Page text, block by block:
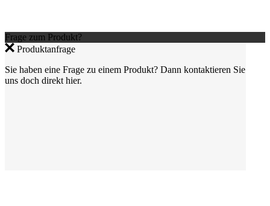
Frage zum Produkt?
Produktanfrage
Sie haben eine Frage zu einem Produkt? Dann kontaktieren Sie
uns doch direkt hier.